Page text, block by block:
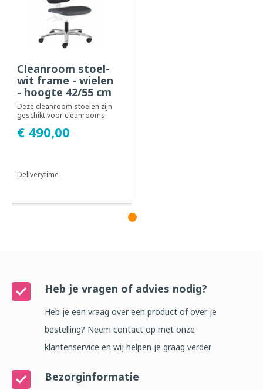
Cleanroom stoel-
wit frame - wielen
- hoogte 42/55 cm
(Pro)
Deze cleanroom stoelen zijn
geschikt voor cleanrooms
kenmerken z...
€ 490,00
Deliverytime
Heb je vragen of advies nodig?
Heb je een vraag over een product of over je
bestelling? Neem contact op met onze
klantenservice en wij helpen je graag verder.
Bezorginformatie